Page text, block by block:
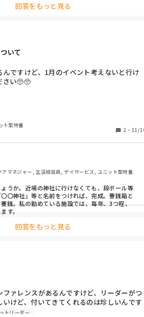
回答をもっと見る
いて
んですけど、1月のイベント考えないと行け
さい🥺🥺
ト型特養
2 ・ 11/
アマネジャー, 生活相談員, デイサービス, ユニット型特養
うか。近場の神社に行けなくても、段ボール等
〇神社」等と名前をつければ、完成。賽銭箱と
銭。私の勤めている施設では、毎年、3つ程、
す。
回答をもっと見る
ファレンスがあるんですけど、リーダーがつ
いけど、付いてきてくれるのは珍しいんです
トリーダー